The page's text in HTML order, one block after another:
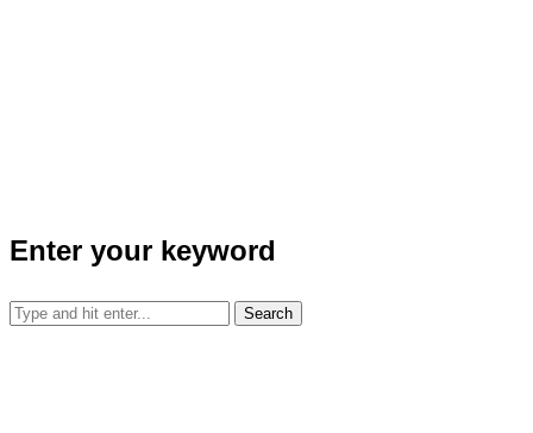
Enter your keyword
Search